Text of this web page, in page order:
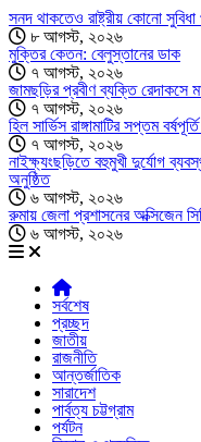
সনদ থাকতেও রাষ্ট্রীয় কোনো সুবিধা
৮ আগস্ট, ২০২৬
মুক্তির কেতন: বেলুস্তানের ডাক
৭ আগস্ট, ২০২৬
জামছড়ির প্রবীণ ব্যক্তি
৭ আগস্ট, ২০২৬
হিল সার্ভিস রাঙ্গামাটির সপ্তম
৭ আগস্ট, ২০২৬
নাইক্ষ্যংছড়িতে বহুমুখী দুর্যোগ
অনুষ্ঠিত
৬ আগস্ট, ২০২৬
রুমায় জেলা প্রশাসনের অক্সিজেন
৬ আগস্ট, ২০২৬
সর্বশেষ
প্রচ্ছদ
জাতীয়
রাজনীতি
আন্তর্জাতিক
সারাদেশ
পার্বত্য চট্টগ্রাম
পর্যটন